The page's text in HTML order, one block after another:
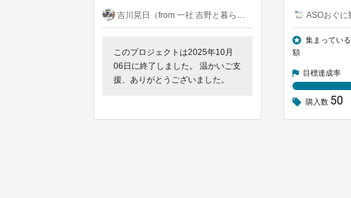
吉川晃日（from 一社 吉野と暮らす会）
このプロジェクトは2025年10月
06日に終了しました。 温かいご支
援、ありがとうございました。
ASOおぐに
集まってい
額
目標達成率
購入数 50